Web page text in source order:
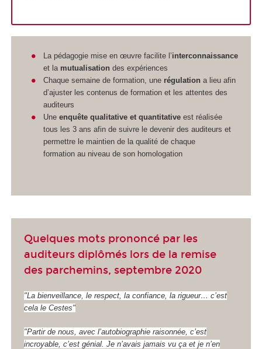
La pédagogie mise en œuvre facilite l’interconnaissance
et la mutualisation des expériences
Chaque semaine de formation, une régulation a lieu afin
d’ajuster les contenus de formation et les attentes des
auditeurs
Une enquête qualitative et quantitative est réalisée
tous les 3 ans afin de suivre le devenir des auditeurs et
permettre le maintien de la qualité de chaque
formation au niveau de son homologation
Quelques mots prononcé par les
auditeurs diplômés lors de la remise
des parchemins, septembre 2020
"La bienveillance, le respect, la confiance, la rigueur… c’est
cela le Cestes"
"Partir de nous, avec l’autobiographie raisonnée, c’est
incroyable, c’est génial. Je n’avais jamais vu ça et je n’en